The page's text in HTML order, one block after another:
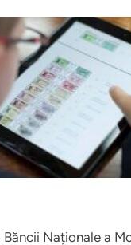
Naționale a